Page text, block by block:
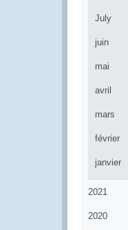
July
juin
mai
avril
mars
février
janvier
2021
2020